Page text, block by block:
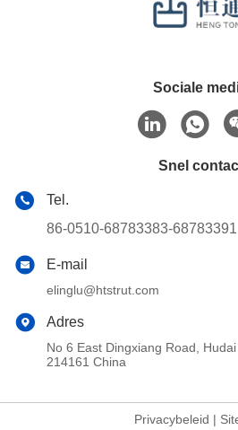
Sociale
Snel
Tel.
86-0510-68783383-68783391
E-mail
elinglu@htstrut.com
Adres
No 6 East Dingxiang Road,
214161 China
Privacybeleid |